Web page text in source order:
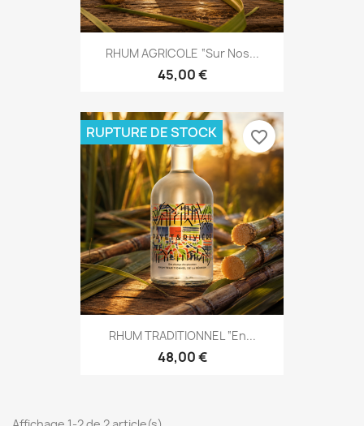
RHUM AGRICOLE “Sur Nos...
45,00 €
RHUM TRADITIONNEL “En...
48,00 €
RUPTURE DE STOCK favorite_border